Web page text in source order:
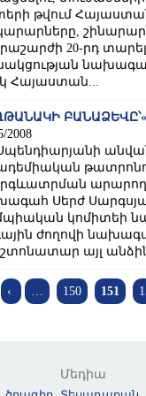
թվում
20-րդ
Հայաստան...
2008
Սերժ
կոմիտեի
ժողովի
այլ
‹ … 150 151
Մեդիա